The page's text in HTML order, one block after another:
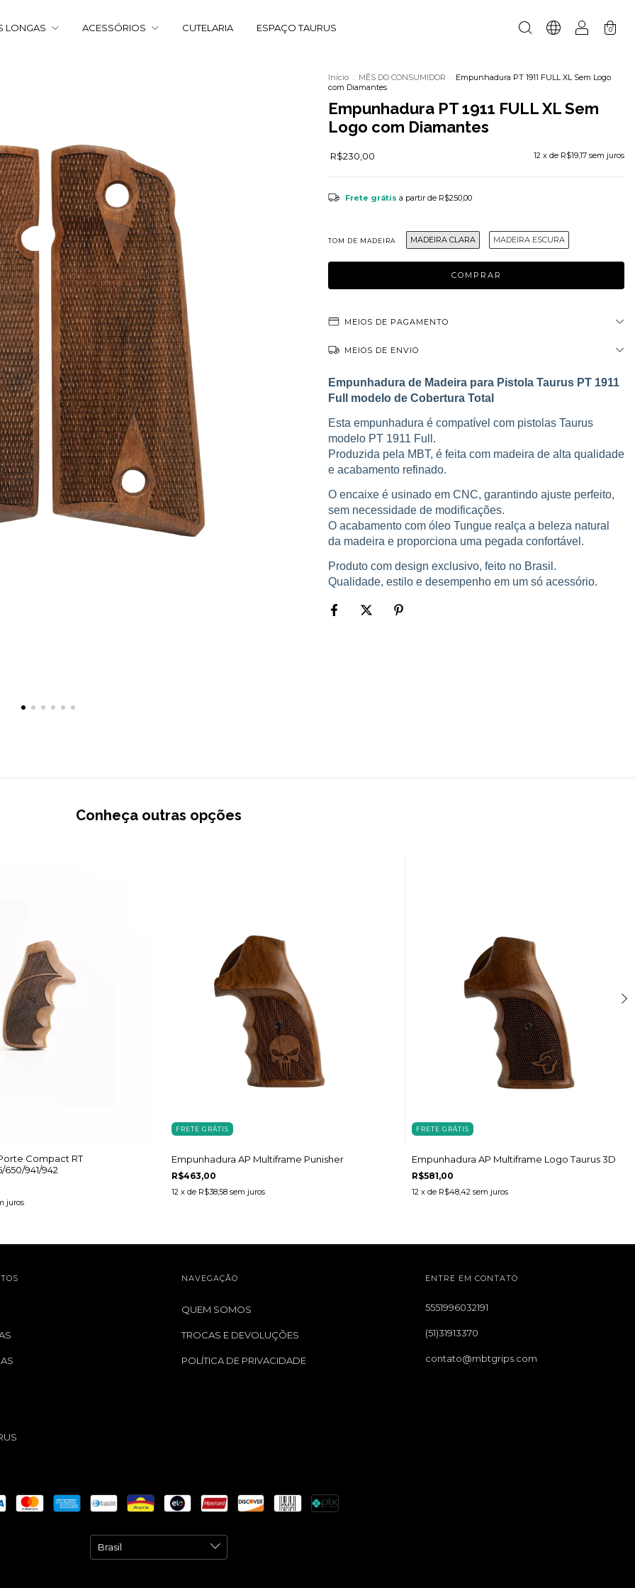
LONGAS ACESSÓRIOS CUTELARIA ESPAÇO TAURUS 0
Início . MÊS DO CONSUMIDOR . Empunhadura PT 1911 FULL XL Sem Logo
com Diamantes
Empunhadura PT 1911 FULL XL Sem
Logo com Diamantes
R$230,00 12 x de R$19,17 sem juros
Frete grátis a partir de R$250,00
TOM DE MADEIRA MADEIRA CLARA MADEIRA ESCURA
MEIOS DE PAGAMENTO
MEIOS DE ENVIO
Empunhadura de Madeira para Pistola Taurus PT 1911
Full modelo de Cobertura Total
Esta empunhadura é compatível com pistolas Taurus
modelo PT 1911 Full.
Produzida pela MBT, é feita com madeira de alta qualidade
e acabamento refinado.
O encaixe é usinado em CNC, garantindo ajuste perfeito,
sem necessidade de modificações.
O acabamento com óleo Tungue realça a beleza natural
da madeira e proporciona uma pegada confortável.
Produto com design exclusivo, feito no Brasil.
Qualidade, estilo e desempenho em um só acessório.
Conheça outras opções
Compact RT
650/941/942
juros
FRETE GRÁTIS
Empunhadura AP Multiframe Punisher
R$463,00
12 x de R$38,58 sem juros
FRETE GRÁTIS
Empunhadura AP Multiframe Logo Taurus 3D
R$581,00
12 x de R$48,42 sem juros
NAVEGAÇÃO
QUEM SOMOS
TROCAS E DEVOLUÇÕES
POLÍTICA DE PRIVACIDADE
ENTRE EM CONTATO
5551996032191
(51)31913370
contato@mbtgrips.com